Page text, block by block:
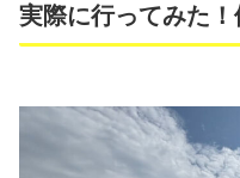
実際に行ってみた！